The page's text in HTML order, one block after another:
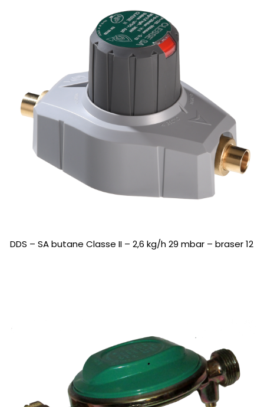
DDS – SA butane Classe II – 2,6 kg/h 29 mbar – braser 12